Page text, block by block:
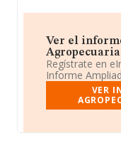
Ver el
Agropecuaria
Regístrate en
Informe
VER